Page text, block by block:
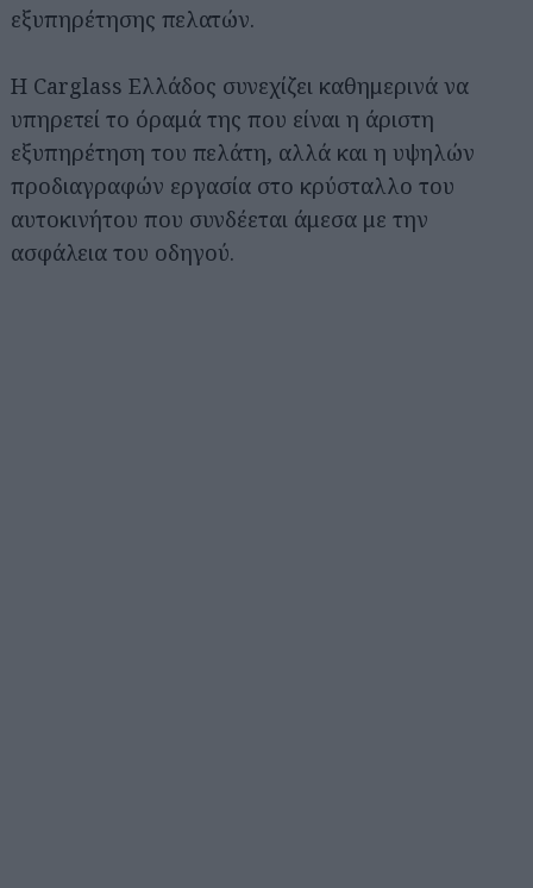
εξυπηρέτησης πελατών.
Η Carglass Ελλάδος συνεχίζει καθημερινά να
υπηρετεί το όραμά της που είναι η άριστη
εξυπηρέτηση του πελάτη, αλλά και η υψηλών
προδιαγραφών εργασία στο κρύσταλλο του
αυτοκινήτου που συνδέεται άμεσα με την
ασφάλεια του οδηγού.